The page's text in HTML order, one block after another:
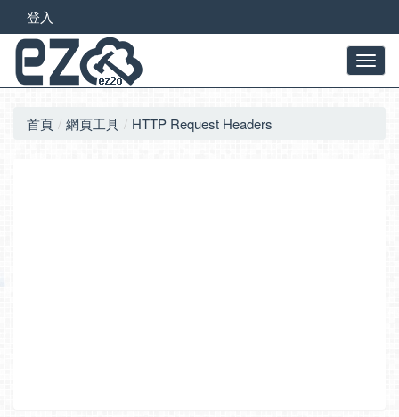
登入
首頁 網頁工具 HTTP Request Headers